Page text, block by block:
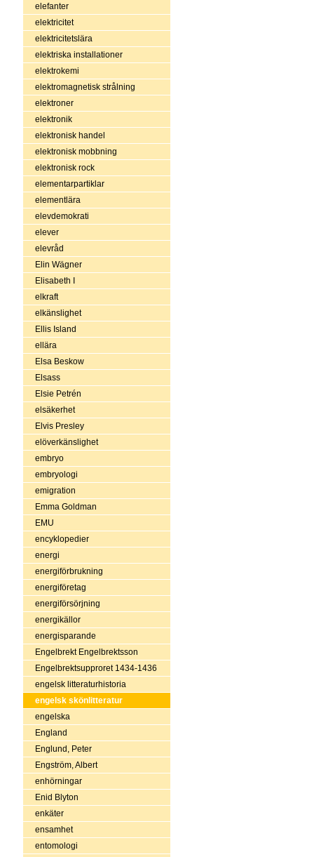
elefanter
elektricitet
elektricitetslära
elektriska installationer
elektrokemi
elektromagnetisk strålning
elektroner
elektronik
elektronisk handel
elektronisk mobbning
elektronisk rock
elementarpartiklar
elementlära
elevdemokrati
elever
elevråd
Elin Wägner
Elisabeth I
elkraft
elkänslighet
Ellis Island
ellära
Elsa Beskow
Elsass
Elsie Petrén
elsäkerhet
Elvis Presley
elöverkänslighet
embryo
embryologi
emigration
Emma Goldman
EMU
encyklopedier
energi
energiförbrukning
energiföretag
energiförsörjning
energikällor
energisparande
Engelbrekt Engelbrektsson
Engelbrektsupproret 1434-1436
engelsk litteraturhistoria
engelsk skönlitteratur
engelska
England
Englund, Peter
Engström, Albert
enhörningar
Enid Blyton
enkäter
ensamhet
entomologi